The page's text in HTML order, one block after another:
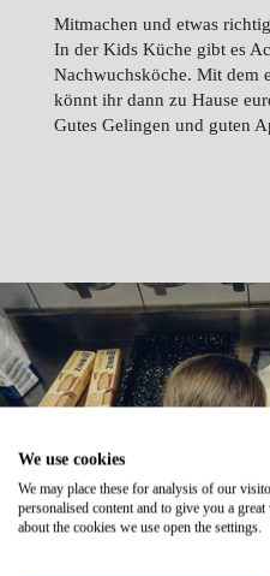
Mitmachen und etwas
In der Kids Küche gibt es
Nachwuchsköche. Mit dem
könnt ihr dann zu Hause
Gutes Gelingen und guten
We use cookies
We may place these for analysis of our
personalised content and to give you a
about the cookies we use open the settings.